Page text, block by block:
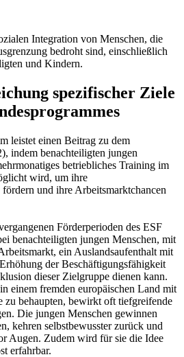
Integration von Menschen, die
bedroht sind, einschließlich
und Kindern.
spezifischer Ziele
leistet einen Beitrag zu dem
indem benachteiligten jungen
betriebliches Training im
wird, um ihre
und ihre Arbeitsmarktchancen
Förderperioden des ESF
benachteiligten jungen Menschen, mit
ein Auslandsaufenthalt mit
der Beschäftigungsfähigkeit
dieser Zielgruppe dienen kann.
einem fremden europäischen Land mit
zu behaupten, bewirkt oft tiefgreifende
Die jungen Menschen gewinnen
kehren selbstbewusster zurück und
Augen. Zudem wird für sie die Idee
erfahrbar.